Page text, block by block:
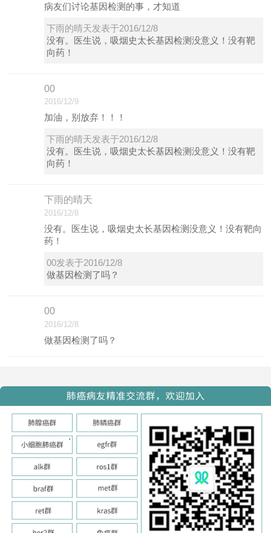
病友们讨论基因检测的事，才知道
下雨的晴天发表于2016/12/8
没有。医生说，吸烟史太长基因检测没意义！没有靶
向药！
00
2016/12/9
加油，别放弃！！！
下雨的晴天发表于2016/12/8
没有。医生说，吸烟史太长基因检测没意义！没有靶
向药！
下雨的晴天
2016/12/8
没有。医生说，吸烟史太长基因检测没意义！没有靶向
药！
00发表于2016/12/8
做基因检测了吗？
00
2016/12/8
做基因检测了吗？